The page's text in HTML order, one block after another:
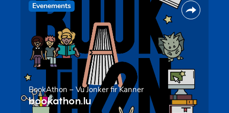
Evenements
BookAthon – Vu Jonker fir Kanner
bookathon.lu